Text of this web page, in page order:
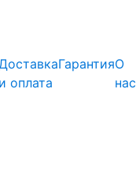
и оплата
ГарантияО
нас